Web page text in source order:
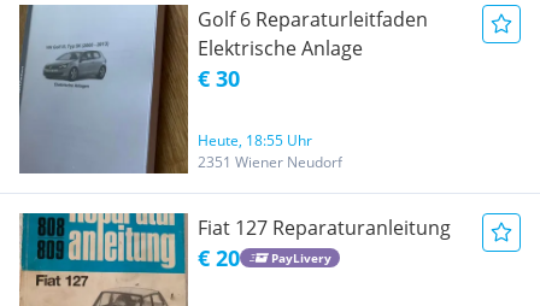
Golf 6 Reparaturleitfaden
Elektrische Anlage
€ 30
Heute, 18:55 Uhr
2351 Wiener Neudorf
Fiat 127 Reparaturanleitung
€ 20 PayLivery